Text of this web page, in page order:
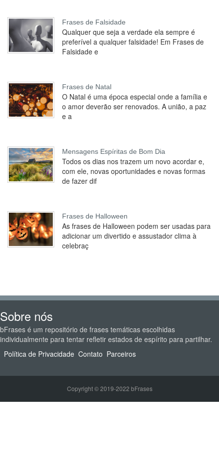
Frases de Falsidade
Qualquer que seja a verdade ela sempre é
preferível a qualquer falsidade! Em Frases de
Falsidade e
Frases de Natal
O Natal é uma época especial onde a família e
o amor deverão ser renovados. A união, a paz
e a
Mensagens Espíritas de Bom Dia
Todos os dias nos trazem um novo acordar e,
com ele, novas oportunidades e novas formas
de fazer dif
Frases de Halloween
As frases de Halloween podem ser usadas para
adicionar um divertido e assustador clima à
celebraç
Sobre nós
bFrases é um repositório de frases temáticas escolhidas
individualmente para tentar refletir estados de espírito para partilhar.
Política de Privacidade Contato Parceiros
Copyright © 2019-2022 bFrases